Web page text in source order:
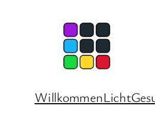
WillkommenLicht